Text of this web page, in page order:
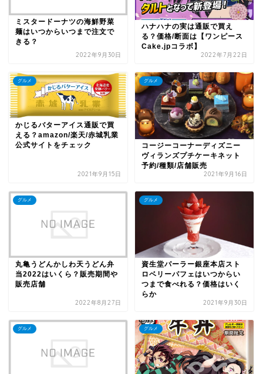
ミスタードーナツの海鮮野菜
麺はいつからいつまで注文で
きる？
2022年9月30日
ハナハナの実は通販で買え
る？価格/断面は【ワンピース
Cake.jpコラボ】
2022年7月22日
グルメ
かじるバターアイス通販で買
える？amazon/楽天/赤城乳業
公式サイトをチェック
2021年9月15日
グルメ
コージーコーナーディズニー
ヴィランズプチケーキネット
予約/種類/店舗販売
2021年9月16日
グルメ
丸亀うどんかしわ天うどん弁
当2022はいくら？販売期間や
販売店舗
2022年8月27日
グルメ
資生堂パーラー銀座本店スト
ロベリーパフェはいつからい
つまで食べれる？価格はいく
らか
2021年9月30日
グルメ グルメ